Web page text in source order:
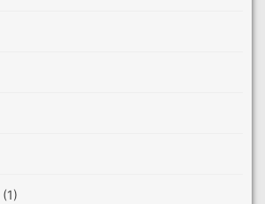
(1)